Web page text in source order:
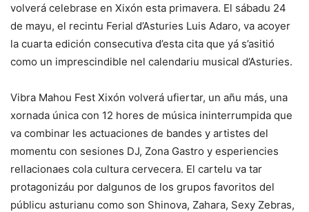
volverá celebrase en Xixón esta primavera. El sábadu 24
de mayu, el recintu Ferial d’Asturies Luis Adaro, va acoyer
la cuarta edición consecutiva d’esta cita que yá s’asitió
como un imprescindible nel calendariu musical d’Asturies.
Vibra Mahou Fest Xixón volverá ufiertar, un añu más, una
xornada única con 12 hores de música ininterrumpida que
va combinar les actuaciones de bandes y artistes del
momentu con sesiones DJ, Zona Gastro y esperiencies
rellacionaes cola cultura cervecera. El cartelu va tar
protagonizáu por dalgunos de los grupos favoritos del
públicu asturianu como son Shinova, Zahara, Sexy Zebras,